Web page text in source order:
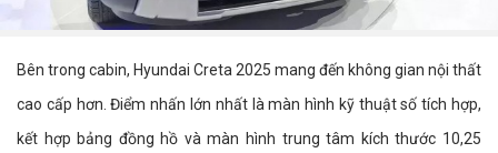
Bên trong cabin, Hyundai Creta 2025 mang đến không gian nội thất
cao cấp hơn. Điểm nhấn lớn nhất là màn hình kỹ thuật số tích hợp,
kết hợp bảng đồng hồ và màn hình trung tâm kích thước 10,25